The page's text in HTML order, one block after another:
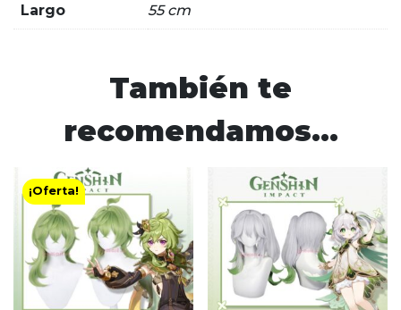
Largo 55 cm
También te
recomendamos…
¡Oferta!